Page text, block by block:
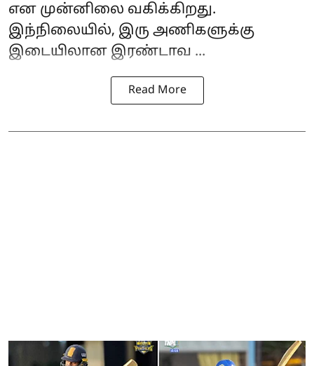
என முன்னிலை வகிக்கிறது.
இந்நிலையில், இரு அணிகளுக்கு
இடையிலான இரண்டாவ ...
Read More